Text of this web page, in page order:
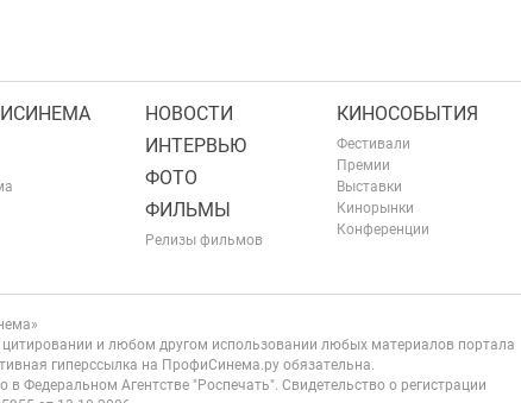
НОВОСТИ
ИНТЕРВЬЮ
ФОТО
ФИЛЬМЫ
Релизы фильмов
КИНОСОБЫТИЯ
Фестивали
Премии
Выставки
Кинорынки
Конференции
цитировании и любом другом использовании любых материалов портала
гиперссылка на ПрофиСинема.ру обязательна.
в Федеральном Агентстве "Роспечать". Свидетельство о регистрации